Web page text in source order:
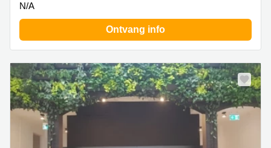
N/A
Ontvang info